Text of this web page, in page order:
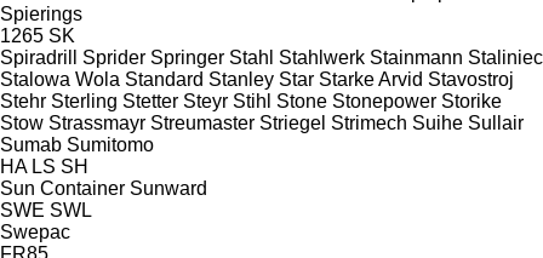
Spierings
1265 SK
Spiradrill
Sprider Springer Stahl Stahlwerk Stainmann Staliniec
Stalowa Wola Standard Stanley Star Starke Arvid Stavostroj
Stehr Sterling Stetter Steyr Stihl Stone Stonepower Storike
Stow Strassmayr Streumaster Striegel Strimech Suihe Sullair
Sumab Sumitomo
HA LS SH
Sun Container Sunward
SWE SWL
Swepac
FR85